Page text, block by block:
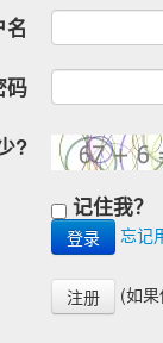
名
码
?
记住我？
忘记
注册 (如